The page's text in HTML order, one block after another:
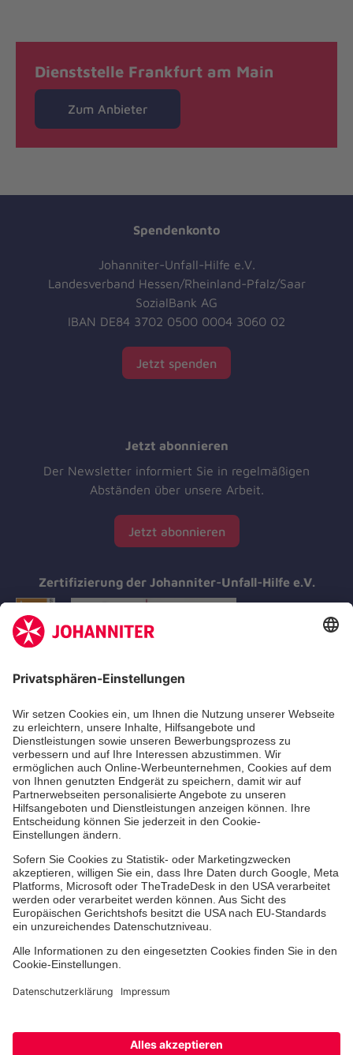
Dienststelle Frankfurt am Main
Zum Anbieter
Spendenkonto
Johanniter-Unfall-Hilfe e.V.
Landesverband Hessen/Rheinland-Pfalz/Saar
SozialBank AG
IBAN DE84 3702 0500 0004 3060 02
Jetzt spenden
Jetzt abonnieren
Der Newsletter informiert Sie in regelmäßigen
Abständen über unsere Arbeit.
Jetzt abonnieren
Zertifizierung der Johanniter-Unfall-Hilfe e.V.
Aus- & Fortbildungen
Erste-Hilfe-Kurse
Jobs & Ehrenamt
Freiwilligendienst
Spendenprojekte
Johanniter-Jugend
Einrichtungen